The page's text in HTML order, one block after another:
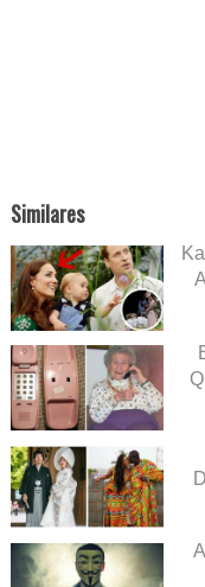
Similares